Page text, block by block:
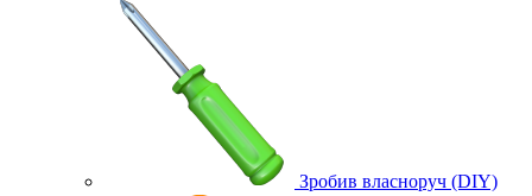
Зробив власноруч (DIY)